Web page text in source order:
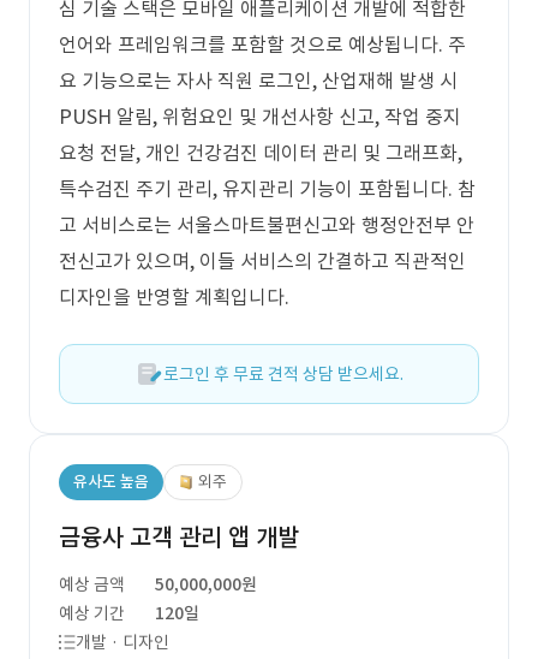
심 기술 스택은 모바일 애플리케이션 개발에 적합한
언어와 프레임워크를 포함할 것으로 예상됩니다. 주
요 기능으로는 자사 직원 로그인, 산업재해 발생 시
PUSH 알림, 위험요인 및 개선사항 신고, 작업 중지
요청 전달, 개인 건강검진 데이터 관리 및 그래프화,
특수검진 주기 관리, 유지관리 기능이 포함됩니다. 참
고 서비스로는 서울스마트불편신고와 행정안전부 안
전신고가 있으며, 이들 서비스의 간결하고 직관적인
디자인을 반영할 계획입니다.
로그인 후 무료 견적 상담 받으세요.
유사도 높음 외주
금융사 고객 관리 앱 개발
예상 금액
50,000,000원
예상 기간
120일
개발 · 디자인